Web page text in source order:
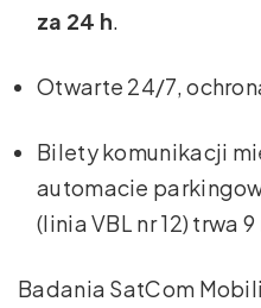
za 24 h.
Otwarte 24/7,
Bilety komunikacji
automacie
(linia VBL nr 12) trwa 9
Badania SatCom